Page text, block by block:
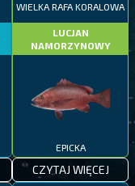
WIELKA RAFA KORALOWA
LUCJAN
NAMORZYNOWY
EPICKA
CZYTAJ WIĘCEJ